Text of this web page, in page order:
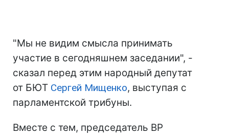
"Мы не видим смысла принимать
участие в сегодняшнем заседании", -
сказал перед этим народный депутат
от БЮТ Сергей Мищенко, выступая с
парламентской трибуны.
Вместе с тем, председатель ВР